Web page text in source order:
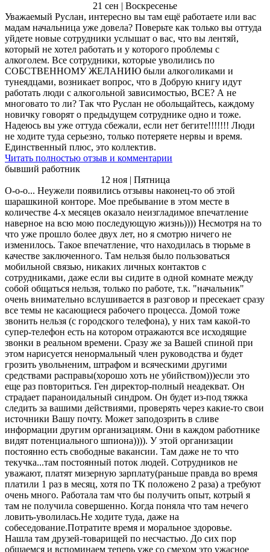
21 сен | Воскресенье
Уважаемый Руслан, интересно вы там ещё работаете или вас
мадам начальница уже довела? Поверьте как только вы оттуда
уйдете новые сотрудники услышат о вас, что вы лентяй,
который не хотел работать и у которого проблемы с
алкоголем. Все сотрудники, которые уволились по
СОБСТВЕННОМУ ЖЕЛАНИЮ были алкоголиками и
тунеядцами, возникает вопрос, что в Добрую книгу идут
работать люди с алкогольной зависимостью, ВСЕ? А не
многовато то ли? Так что Руслан не обольщайтесь, каждому
новичку говорят о предыдущем сотруднике одно и тоже.
Надеюсь вы уже оттуда сбежали, если нет бегите!!!!!!! Люди
не ходите туда серьезно, только потеряете нервы и время.
Единственный плюс, это коллектив.
Читать полностью отзыв и комментарии
бывший работник
12 ноя | Пятница
О-о-о... Неужели появились отзывы наконец-то об этой
шарашкиной конторе. Мое пребывание в этом месте в
количестве 4-х месяцев оказало неизгладимое впечатление
наверное на всю мою последующую жизнь)))) Несмотря на то
что уже прошло более двух лет, но я смотрю ничего не
изменилось. Такое впечатление, что находилась в тюрьме в
качестве заключенного. Там нельзя было пользоваться
мобильной связью, никаких личных контактов с
сотрудниками, даже если вы сидите в одной комнате между
собой общаться нельзя, только по работе, т.к. "начальник"
очень внимательно вслушивается в разговор и пресекает сразу
все темы не касающиеся рабочего процесса. Домой тоже
звонить нельзя (с городского телефона), у них там какой-то
супер-телефон есть на котором отражаются все исходящие
звонки в реальном времени. Сразу же за Вашей спиной при
этом нарисуется ненормальный член руководства и будет
грозить увольненим, штрафом и всяческими другими
средствами расправы(хорошо хоть не убийством)))если это
еще раз повториться. Ген директор-полный неадекват. Он
страдает параноидальный синдром. Он будет из-под тяжка
следить за вашими действиями, проверять через какие-то свои
источники Вашу почту. Может заподозрить в сливе
информации другим организациям. Они в каждом работнике
видят потенциального шпиона)))). У этой организации
постоянно есть свободные вакансии. Там даже не то что
текучка...там постоянный поток людей. Сотрудников не
уважают, платят мизерную зарплату(раньше правда во время
платили 1 раз в месяц, хотя по ТК положено 2 раза) а требуют
очень много. Работала там что бы получить опыт, котрый я
там не получила совершенно. Когда поняла что там нечего
ловить-уволилась.Не ходите туда, даже на
собеседование.Потратите время и моральное здоровье.
Нашла там друзей-товарищей по несчастью. До сих пор
общаемся и вспоминаем теперь уже со смехом это ужасное